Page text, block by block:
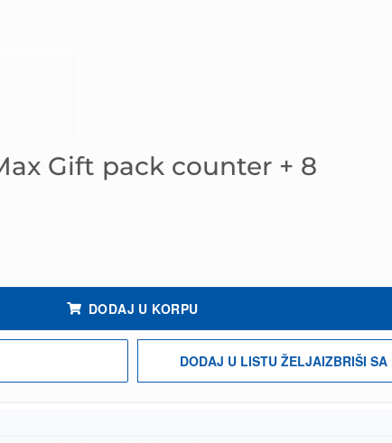
Gift pack counter + 8
DODAJ U KORPU
DODAJ U LISTU ŽELJAIZBRIŠI